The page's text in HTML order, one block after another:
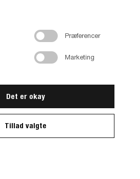
Præferencer
Marketing
Tillad valgte
Det er okay